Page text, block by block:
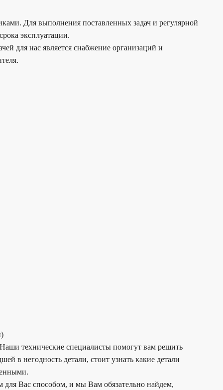
Для выполнения поставленных задач и регулярной
эксплуатации.
для нас является снабжение организаций и
технические специалисты помогут вам решить
в негодность детали, стоит узнать какие детали
Вас способом, и мы Вам обязательно найдем,